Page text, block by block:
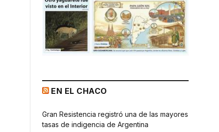
EN EL CHACO
Gran Resistencia registró una de las mayores
tasas de indigencia de Argentina